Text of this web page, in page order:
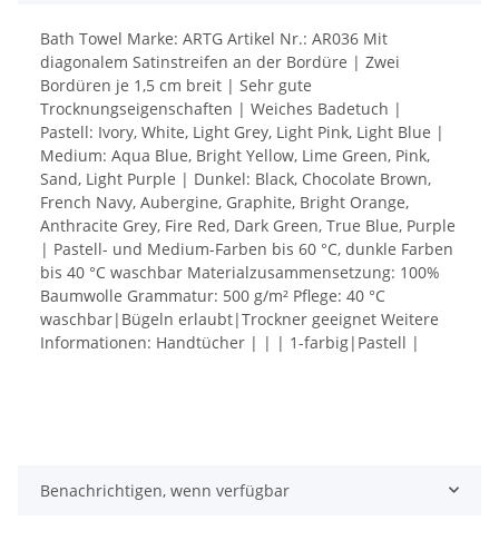
Bath Towel Marke: ARTG Artikel Nr.: AR036 Mit
diagonalem Satinstreifen an der Bordüre | Zwei
Bordüren je 1,5 cm breit | Sehr gute
Trocknungseigenschaften | Weiches Badetuch |
Pastell: Ivory, White, Light Grey, Light Pink, Light Blue |
Medium: Aqua Blue, Bright Yellow, Lime Green, Pink,
Sand, Light Purple | Dunkel: Black, Chocolate Brown,
French Navy, Aubergine, Graphite, Bright Orange,
Anthracite Grey, Fire Red, Dark Green, True Blue, Purple
| Pastell- und Medium-Farben bis 60 °C, dunkle Farben
bis 40 °C waschbar Materialzusammensetzung: 100%
Baumwolle Grammatur: 500 g/m² Pflege: 40 °C
waschbar|Bügeln erlaubt|Trockner geeignet Weitere
Informationen: Handtücher | | | 1-farbig|Pastell |
Benachrichtigen, wenn verfügbar